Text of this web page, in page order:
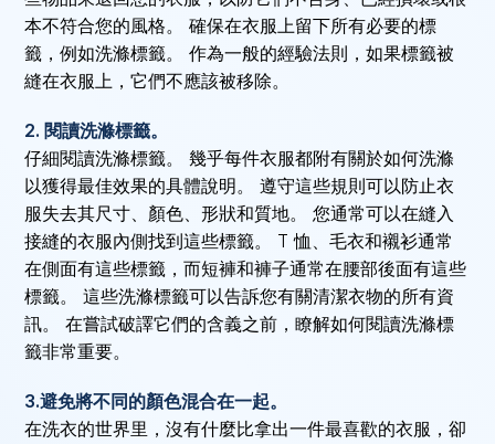
本不符合您的風格。 確保在衣服上留下所有必要的標
籤，例如洗滌標籤。 作為一般的經驗法則，如果標籤被
縫在衣服上，它們不應該被移除。
2. 閱讀洗滌標籤。
仔細閱讀洗滌標籤。 幾乎每件衣服都附有關於如何洗滌
以獲得最佳效果的具體說明。 遵守這些規則可以防止衣
服失去其尺寸、顏色、形狀和質地。 您通常可以在縫入
接縫的衣服內側找到這些標籤。 T 恤、毛衣和襯衫通常
在側面有這些標籤，而短褲和褲子通常在腰部後面有這些
標籤。 這些洗滌標籤可以告訴您有關清潔衣物的所有資
訊。 在嘗試破譯它們的含義之前，瞭解如何閱讀洗滌標
籤非常重要。
3.避免將不同的顏色混合在一起。
在洗衣的世界里，沒有什麼比拿出一件最喜歡的衣服，卻